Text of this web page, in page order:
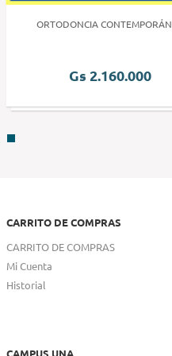
ORTODONCIA
Gs 2.160.000
CARRITO DE COMPRAS
CARRITO DE COMPRAS
Mi Cuenta
Historial
CAMPUS UNA